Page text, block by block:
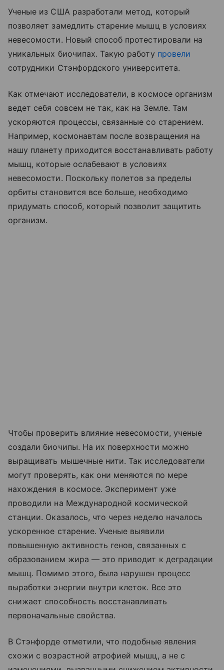
Ученые из США разработали метод, который
позволяет замедлить старение мышц в условиях
невесомости. Новый способ протестировали на
уникальных биочипах. Такую работу провели
сотрудники Стэнфордского университета.
Как отмечают исследователи, в космосе организм
ведет себя совсем не так, как на Земле. Там
ускоряются процессы, связанные со старением.
Например, космонавтам после возвращения на
нашу планету приходится восстанавливать работу
мышц, которые ослабевают в условиях
невесомости. Поскольку полетов за пределы
орбиты становится все больше, необходимо
придумать способ, который позволит защитить
организм.
Чтобы проверить влияние невесомости, ученые
создали биочипы. На их поверхности можно
выращивать мышечные нити. Так исследователи
могут проверять, как они меняются по мере
нахождения в космосе. Эксперимент уже
проводили на Международной космической
станции. Оказалось, что через неделю началось
ускоренное старение. Ученые выявили
повышенную активность генов, связанных с
образованием жира — это приводит к деградации
мышц. Помимо этого, была нарушен процесс
выработки энергии внутри клеток. Все это
снижает способность восстанавливать
первоначальные свойства.
В Стэнфорде отметили, что подобные явления
схожи с возрастной атрофией мышц, а не с